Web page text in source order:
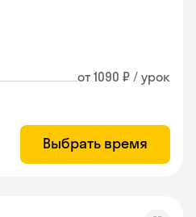
от 1090 ₽ / урок
Выбрать время